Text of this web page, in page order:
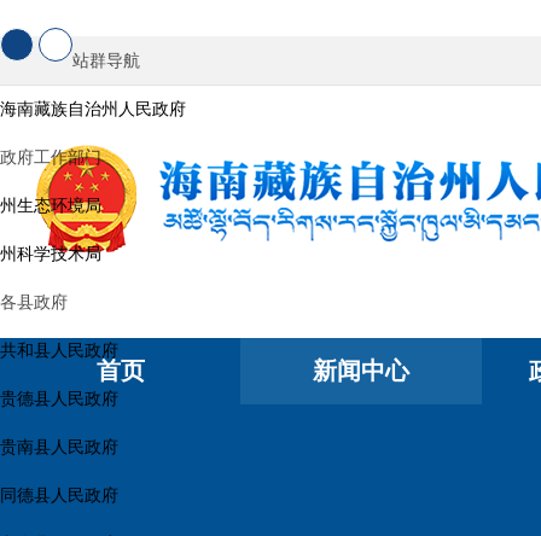
站群导航
海南藏族自治州人民政府
政府工作部门
州生态环境局
州科学技术局
各县政府
共和县人民政府
贵德县人民政府
贵南县人民政府
同德县人民政府
首页 新闻中心